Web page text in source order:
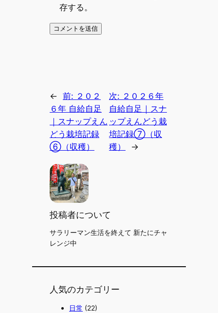
存する。
← 前: ２０２
６年 自給自足
｜スナップえん
どう栽培記録
⑥（収穫）
次: ２０２６年
自給自足｜スナ
ップえんどう栽
培記録⑦（収
穫）
→
投稿者について
サラリーマン生活を終えて 新たにチャ
レンジ中
人気のカテゴリー
日常 (22)